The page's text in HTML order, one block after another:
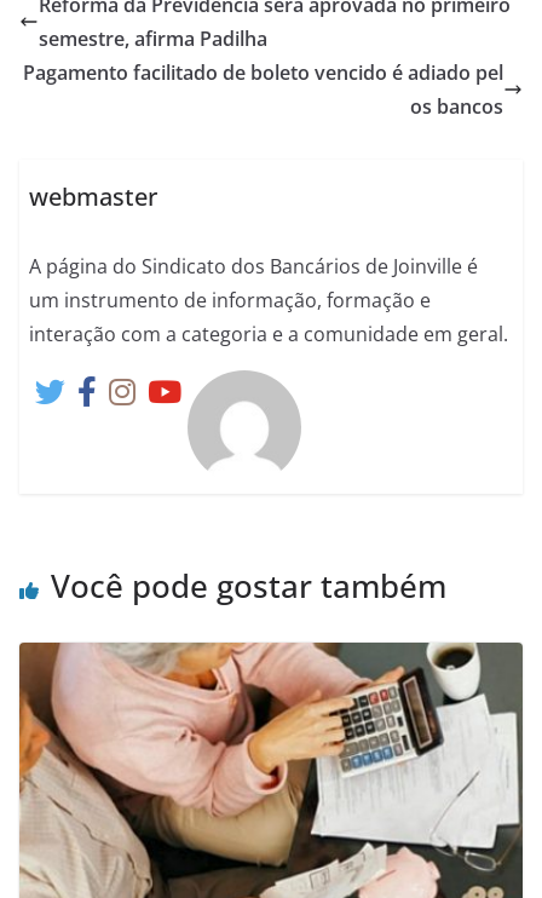
semestre, afirma Padilha
Pagamento facilitado de boleto vencido é adiado pel
os bancos
webmaster
A página do Sindicato dos Bancários de Joinville é
um instrumento de informação, formação e
interação com a categoria e a comunidade em geral.
Você pode gostar também